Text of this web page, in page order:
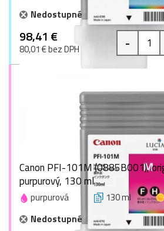
Nedostupné
98,41 €
80,01 € bez DPH -
Canon PFI-101M (0885B001),
purpurový, 130 ml
purpurová 130 ml
Nedostupné